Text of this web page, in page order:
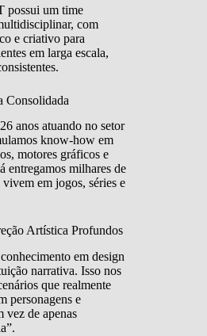
possui um time
com
e criativo para
em larga escala,
Consolidada
anos atuando no setor
know-how em
motores gráficos e
entregamos milhares de
vivem em jogos, séries e
Artística Profundos
em design
narrativa. Isso nos
que realmente
personagens e
vez de apenas